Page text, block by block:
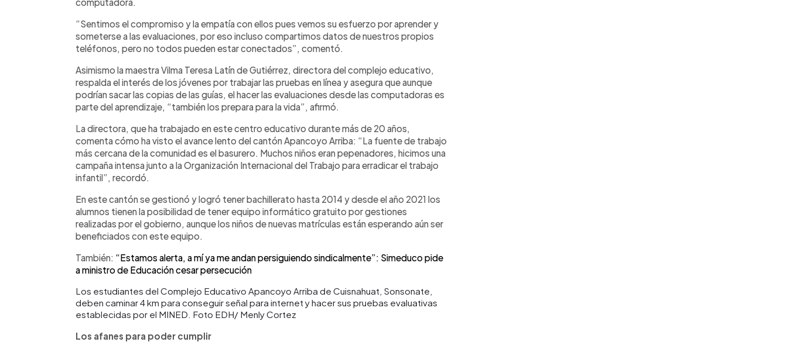
“Sentimos el compromiso y la empatía con ellos pues vemos su esfuerzo por aprender y
someterse a las evaluaciones, por eso incluso compartimos datos de nuestros propios
teléfonos, pero no todos pueden estar conectados”, comentó.
Asimismo la maestra Vilma Teresa Latín de Gutiérrez, directora del complejo educativo,
respalda el interés de los jóvenes por trabajar las pruebas en línea y asegura que aunque
podrían sacar las copias de las guías, el hacer las evaluaciones desde las computadoras es
parte del aprendizaje, “también los prepara para la vida”, afirmó.
La directora, que ha trabajado en este centro educativo durante más de 20 años,
comenta cómo ha visto el avance lento del cantón Apancoyo Arriba: “La fuente de trabajo
más cercana de la comunidad es el basurero. Muchos niños eran pepenadores, hicimos una
campaña intensa junto a la Organización Internacional del Trabajo para erradicar el trabajo
infantil”, recordó.
En este cantón se gestionó y logró tener bachillerato hasta 2014 y desde el año 2021 los
alumnos tienen la posibilidad de tener equipo informático gratuito por gestiones
realizadas por el gobierno, aunque los niños de nuevas matrículas están esperando aún ser
beneficiados con este equipo.
También: “Estamos alerta, a mí ya me andan persiguiendo sindicalmente”: Simeduco pide
a ministro de Educación cesar persecución
Los estudiantes del Complejo Educativo Apancoyo Arriba de Cuisnahuat, Sonsonate,
deben caminar 4 km para conseguir señal para internet y hacer sus pruebas evaluativas
establecidas por el MINED. Foto EDH/ Menly Cortez
Los afanes para poder cumplir